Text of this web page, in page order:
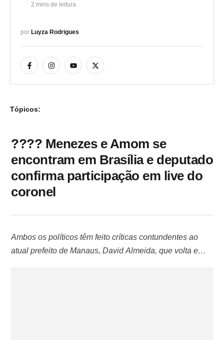
2 mins de leitura
por Luyza Rodrigues
Tópicos:
???? Menezes e Amom se
encontram em Brasília e deputado
confirma participação em live do
coronel
Ambos os políticos têm feito críticas contundentes ao
atual prefeito de Manaus, David Almeida, que volta e